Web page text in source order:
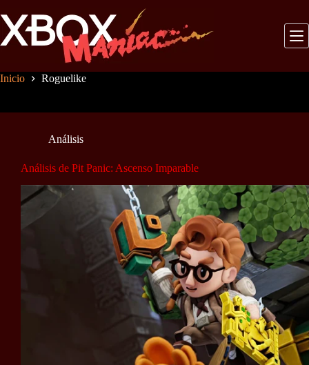
al
contenido
Inicio Roguelike
Análisis
Análisis de Pit Panic: Ascenso Imparable